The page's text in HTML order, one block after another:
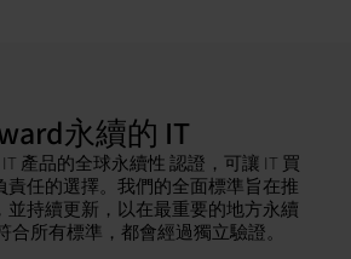
永續的 IT
IT 產品的全球永續性 認證，可讓 IT 買
責任的選擇。我們的全面標準旨在推
並持續更新，以在最重要的地方永續
合所有標準，都會經過獨立驗證。